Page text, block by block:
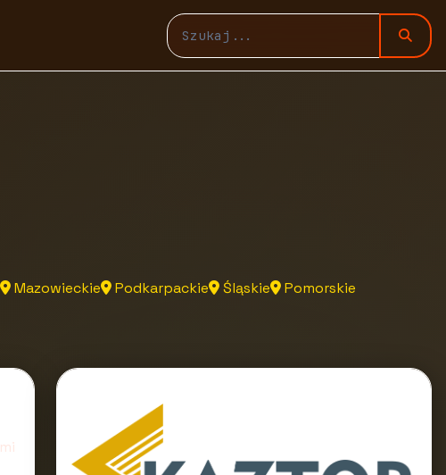
Mazowieckie Podkarpackie Śląskie
Pomorskie